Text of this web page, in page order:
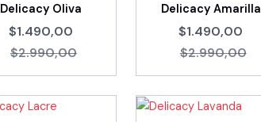
Delicacy Oliva
$1.490,00
$2.990,00
Delicacy Amarilla
$1.490,00
$2.990,00